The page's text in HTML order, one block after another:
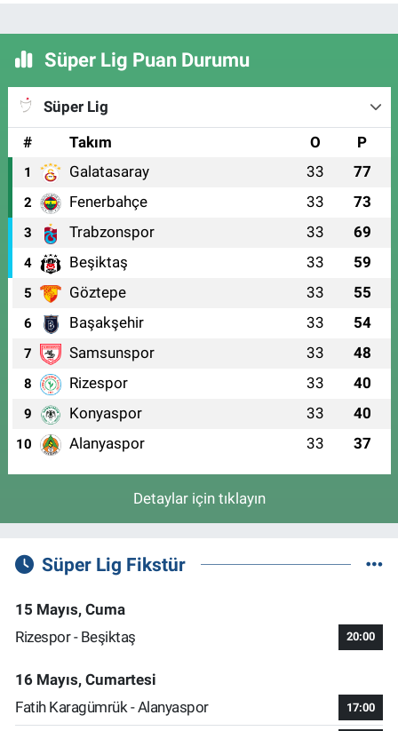
Süper Lig Puan Durumu
Süper Lig
#
Takım O P
1 Galatasaray 33 77
2 Fenerbahçe 33 73
3 Trabzonspor 33 69
4 Beşiktaş 33 59
5 Göztepe 33 55
6 Başakşehir 33 54
7 Samsunspor 33 48
8 Rizespor 33 40
9 Konyaspor 33 40
10 Alanyaspor 33 37
Detaylar için tıklayın
Süper Lig Fikstür
15 Mayıs, Cuma
Rizespor - Beşiktaş
20:00
16 Mayıs, Cumartesi
Fatih Karagümrük - Alanyaspor
17:00